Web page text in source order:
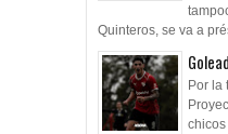
Quinteros, se va a
Por la